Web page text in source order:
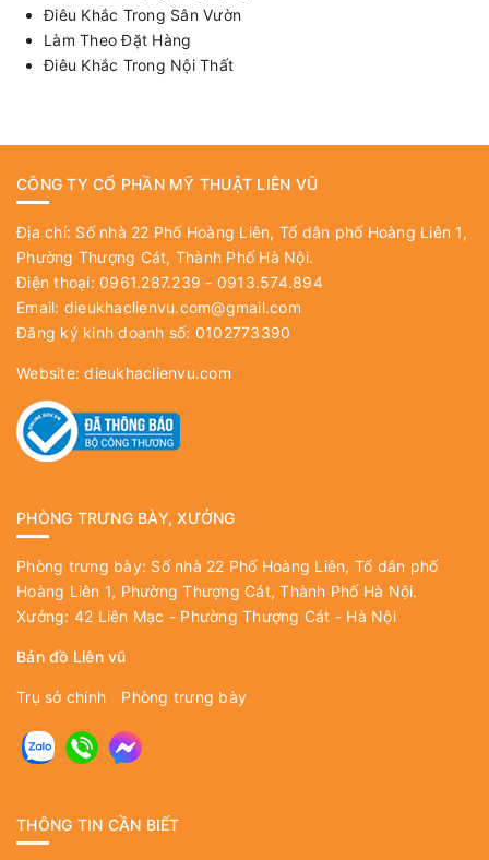
Điêu Khắc Trong Sân Vườn
Làm Theo Đặt Hàng
Điêu Khắc Trong Nội Thất
CÔNG TY CỔ PHẦN MỸ THUẬT LIÊN VŨ
Địa chỉ: Số nhà 22 Phố Hoàng Liên, Tổ dân phố Hoàng Liên 1,
Phường Thượng Cát, Thành Phố Hà Nội.
Điện thoại: 0961.287.239 - 0913.574.894
Email: dieukhaclienvu.com@gmail.com
Đăng ký kinh doanh số: 0102773390
Website:dieukhaclienvu.com
PHÒNG TRƯNG BÀY, XƯỞNG
Phòng trưng bày: Số nhà 22 Phố Hoàng Liên, Tổ dân phố
Hoàng Liên 1, Phường Thượng Cát, Thành Phố Hà Nội.
Xưởng: 42 Liên Mạc - Phường Thượng Cát - Hà Nội
Bản đồ Liên vũ
Trụ sở chính Phòng trưng bày
THÔNG TIN CẦN BIẾT